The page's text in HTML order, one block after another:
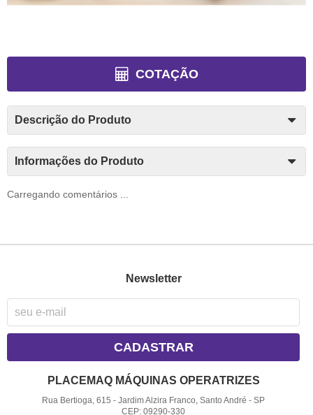
COTAÇÃO
Descrição do Produto
Informações do Produto
Carregando comentários ...
Newsletter
CADASTRAR
PLACEMAQ MÁQUINAS OPERATRIZES
Rua Bertioga, 615 -Jardim Alzira Franco, Santo André -SP
CEP: 09290-330